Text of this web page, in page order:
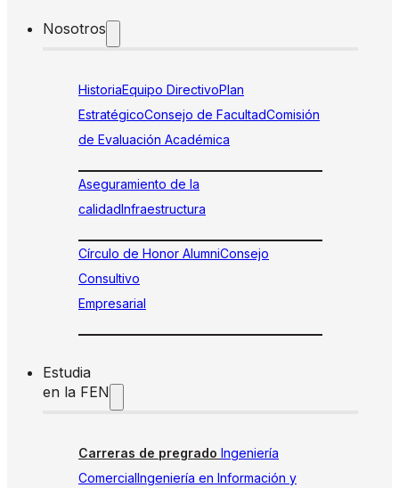
Nosotros
HistoriaEquipo DirectivoPlan
EstratégicoConsejo de FacultadComisión
de Evaluación Académica
Aseguramiento de la
calidadInfraestructura
Círculo de Honor AlumniConsejo
Consultivo
Empresarial
Estudia
en la FEN
Carreras de pregrado Ingeniería
ComercialIngeniería en Información y